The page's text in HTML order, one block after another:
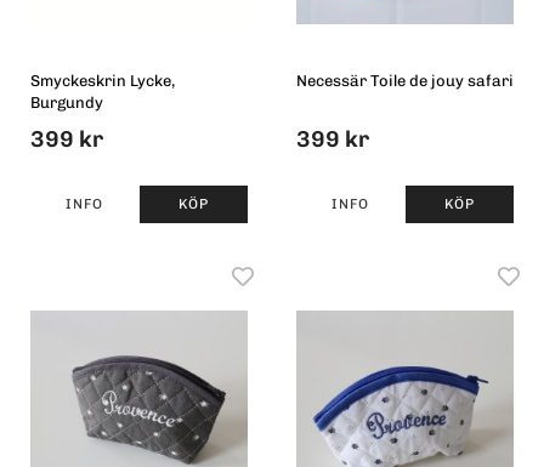
Smyckeskrin Lycke,
Burgundy
399 kr
INFO KÖP
Necessär Toile de jouy safari
399 kr
INFO KÖP